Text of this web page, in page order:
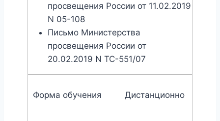
просвещения России от 11.02.2019
N 05-108
Письмо Министерства
просвещения России от
20.02.2019 N ТС-551/07
Форма обучения Дистанционно